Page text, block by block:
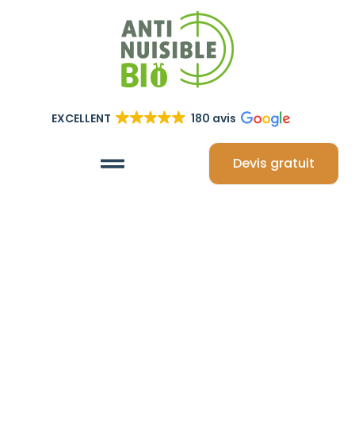
EXCELLENT 180 avis
Devis gratuit